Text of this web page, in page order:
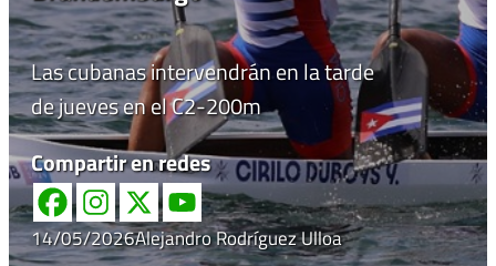
Las cubanas intervendrán en la tarde
de jueves en el C2-200m
Compartir en redes
14/05/2026Alejandro Rodríguez Ulloa